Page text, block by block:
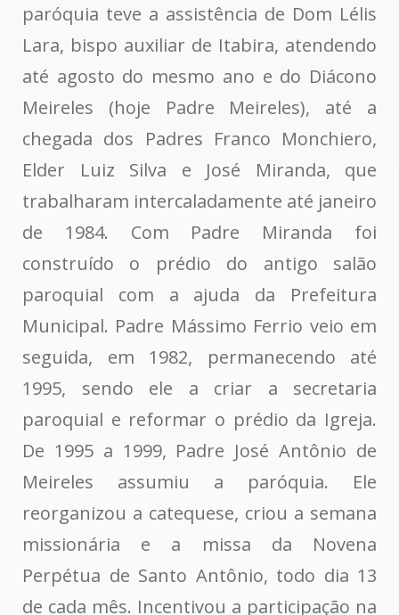
paróquia teve a assistência de Dom Lélis
Lara, bispo auxiliar de Itabira, atendendo
até agosto do mesmo ano e do Diácono
Meireles (hoje Padre Meireles), até a
chegada dos Padres Franco Monchiero,
Elder Luiz Silva e José Miranda, que
trabalharam intercaladamente até janeiro
de 1984. Com Padre Miranda foi
construído o prédio do antigo salão
paroquial com a ajuda da Prefeitura
Municipal. Padre Mássimo Ferrio veio em
seguida, em 1982, permanecendo até
1995, sendo ele a criar a secretaria
paroquial e reformar o prédio da Igreja.
De 1995 a 1999, Padre José Antônio de
Meireles assumiu a paróquia. Ele
reorganizou a catequese, criou a semana
missionária e a missa da Novena
Perpétua de Santo Antônio, todo dia 13
de cada mês. Incentivou a participação na